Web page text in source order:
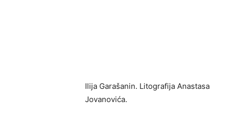
Ilija Garašanin. Litografija Anastasa
Jovanovića.